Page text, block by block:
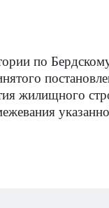
по
жилищного